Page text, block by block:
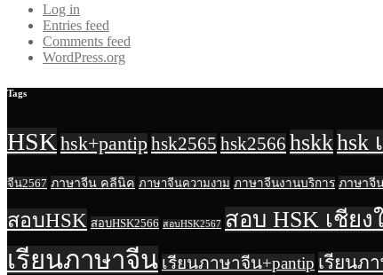
Log in
Entries feed
Comments feed
WordPress.org
Tags
HSK hsk+pantiphsk2565 hsk2566 hskkhsk
จีน2567 ภาษาจีน คลีนิค ภาษาจีนความงาม ภาษาจีนงานบริการ ภาษาจี
สอบHSK สอบHSK2566 สอบHSK2567 สอบ HSK เชียง
เรียนภาษาจีน เรียนภาษาจีน+pantip เรียนภ